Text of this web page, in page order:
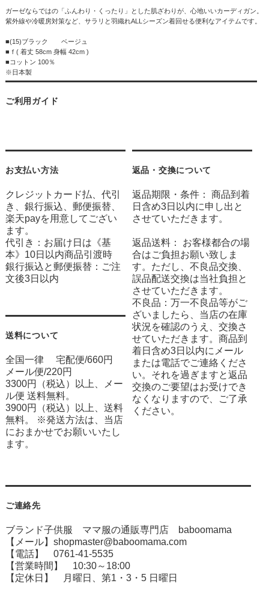
ガーゼならではの「ふんわり・くったり」とした肌ざわりが、心地いいカーディガン。
紫外線や冷暖房対策など、サラリと羽織れALLシーズン着回せる便利なアイテムです。
■(15)ブラック ベージュ
■ｆ( 着丈 58cm 身幅 42cm )
■コットン 100％
※日本製
ご利用ガイド
お支払い方法
クレジットカード払、代引
き、銀行振込、郵便振替、
楽天payを用意してござい
ます。
代引き：お届け日は《基
本》10日以内商品引渡時
銀行振込と郵便振替：ご注
文後3日以内
送料について
全国一律 宅配便/660円
メール便/220円
3300円（税込）以上、メー
ル便 送料無料。
3900円（税込）以上、送料
無料。 ※発送方法は、当店
におまかせでお願いいたし
ます。
返品・交換について
返品期限・条件： 商品到着
日含め3日以内に申し出と
させていただきます。
返品送料： お客様都合の場
合はご負担お願い致しま
す。ただし、不良品交換、
誤品配送交換は当社負担と
させていただきます。
不良品：万一不良品等がご
ざいましたら、当店の在庫
状況を確認のうえ、交換さ
せていただきます。商品到
着日含め3日以内にメール
または電話でご連絡くださ
い。それを過ぎますと返品
交換のご要望はお受けでき
なくなりますので、ご了承
ください。
ご連絡先
ブランド子供服 ママ服の通販専門店 baboomama
【メール】shopmaster@baboomama.com
【電話】 0761-41-5535
【営業時間】 10:30～18:00
【定休日】 月曜日、第1・3・5 日曜日